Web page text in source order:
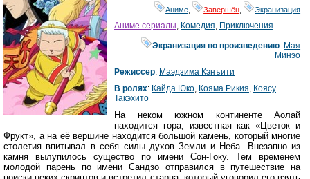
Аниме Завершён Экранизация
Аниме сериалы Комедия Приключения
Экранизация по произведению: Мая
Минэо
Режиссер: Маэдзима Кэнъити
В ролях: Кайда Юко Кояма Рикия Коясу
Такэхито
На неком южном континенте Аолай
находится гора, известная как «Цветок и
Фрукт», а на её вершине находится большой камень, который многие
столетия впитывал в себя силы духов Земли и Неба. Внезапно из
камня вылупилось существо по имени Сон-Гоку. Тем временем
молодой парень по имени Сандзо отправился в путешествие на